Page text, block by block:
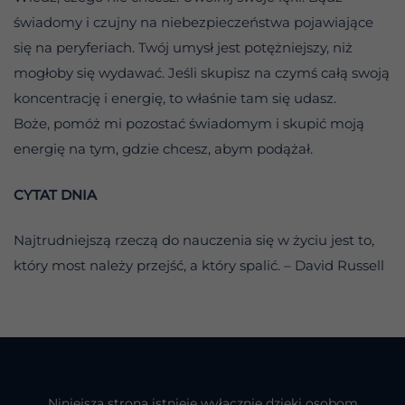
świadomy i czujny na niebezpieczeństwa pojawiające
się na peryferiach. Twój umysł jest potężniejszy, niż
mogłoby się wydawać. Jeśli skupisz na czymś całą swoją
koncentrację i energię, to właśnie tam się udasz.
Boże, pomóż mi pozostać świadomym i skupić moją
energię na tym, gdzie chcesz, abym podążał.
CYTAT DNIA
Najtrudniejszą rzeczą do nauczenia się w życiu jest to,
który most należy przejść, a który spalić. – David Russell